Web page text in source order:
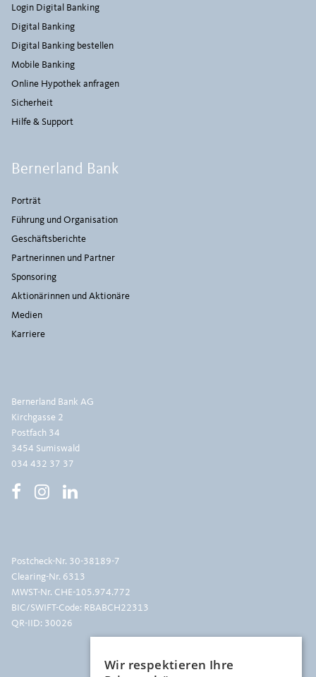
Login Digital Banking
Digital Banking
Digital Banking bestellen
Mobile Banking
Online Hypothek anfragen
Sicherheit
Hilfe & Support
Bernerland Bank
Porträt
Führung und Organisation
Geschäftsberichte
Partnerinnen und Partner
Sponsoring
Aktionärinnen und Aktionäre
Medien
Karriere
Bernerland Bank AG
Kirchgasse 2
Postfach 34
3454 Sumiswald
034 432 37 37
Postcheck-Nr. 30-38189-7
Clearing-Nr. 6313
MWST-Nr. CHE-105.974.772
BIC/SWIFT-Code: RBABCH22313
QR-IID: 30026
Wir respektieren Ihre